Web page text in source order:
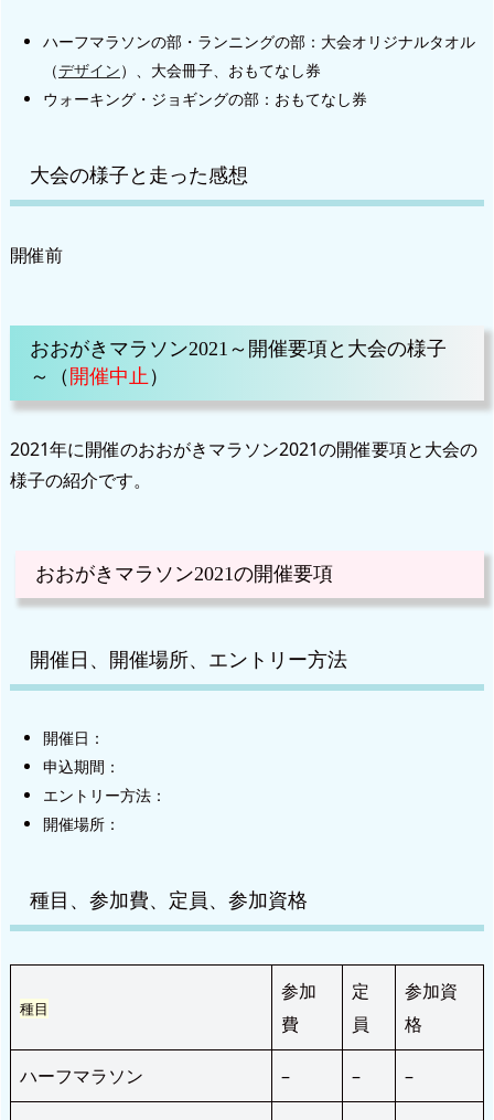
ハーフマラソンの部・ランニングの部：大会オリジナルタオル
（デザイン）、大会冊子、おもてなし券
ウォーキング・ジョギングの部：おもてなし券
大会の様子と走った感想
開催前
おおがきマラソン2021～開催要項と大会の様子
～（ 開催中止 ）
2021年に開催のおおがきマラソン2021の開催要項と大会の
様子の紹介です。
おおがきマラソン2021の開催要項
開催日、開催場所、エントリー方法
開催日：
申込期間：
エントリー方法：
開催場所：
種目、参加費、定員、参加資格
種目
参加
費
定
員
参加資
格
ハーフマラソン – – –